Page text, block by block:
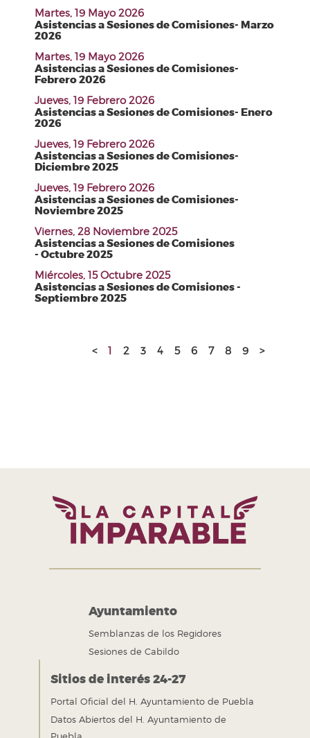
Martes, 19 Mayo 2026
Asistencias a Sesiones de Comisiones- Marzo
2026
Martes, 19 Mayo 2026
Asistencias a Sesiones de Comisiones-
Febrero 2026
Jueves, 19 Febrero 2026
Asistencias a Sesiones de Comisiones- Enero
2026
Jueves, 19 Febrero 2026
Asistencias a Sesiones de Comisiones-
Diciembre 2025
Jueves, 19 Febrero 2026
Asistencias a Sesiones de Comisiones-
Noviembre 2025
Viernes, 28 Noviembre 2025
Asistencias a Sesiones de Comisiones
- Octubre 2025
Miércoles, 15 Octubre 2025
Asistencias a Sesiones de Comisiones -
Septiembre 2025
< 1 2 3 4 5 6 7 8 9 >
Ayuntamiento
Semblanzas de los Regidores
Sesiones de Cabildo
Sitios de interés 24-27
Portal Oficial del H. Ayuntamiento de Puebla
Datos Abiertos del H. Ayuntamiento de
Puebla